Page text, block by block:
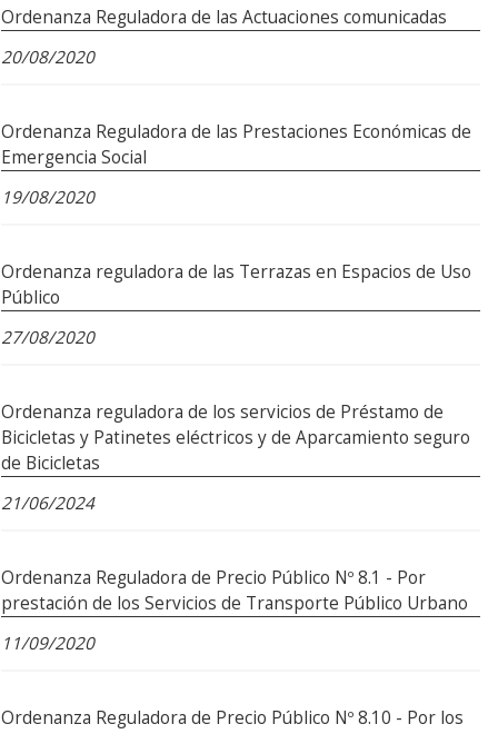
Ordenanza Reguladora de las Actuaciones comunicadas
20/08/2020
Ordenanza Reguladora de las Prestaciones Económicas de
Emergencia Social
19/08/2020
Ordenanza reguladora de las Terrazas en Espacios de Uso
Público
27/08/2020
Ordenanza reguladora de los servicios de Préstamo de
Bicicletas y Patinetes eléctricos y de Aparcamiento seguro
de Bicicletas
21/06/2024
Ordenanza Reguladora de Precio Público Nº 8.1 - Por
prestación de los Servicios de Transporte Público Urbano
11/09/2020
Ordenanza Reguladora de Precio Público Nº 8.10 - Por los